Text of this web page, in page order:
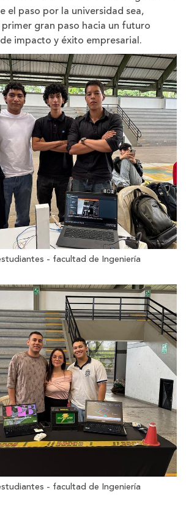
el paso por la universidad sea,
gran paso hacia un futuro
impacto y éxito empresarial.
- facultad de Ingeniería
- facultad de Ingeniería